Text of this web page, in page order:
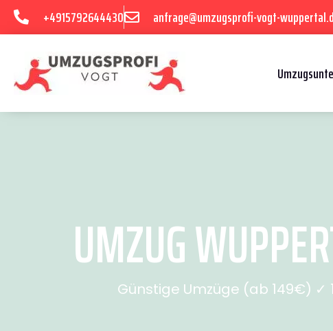
+4915792644430 anfrage@umzugsprofi-vogt-
UMZUG
Günstige Umzüge (ab 149€) ✓